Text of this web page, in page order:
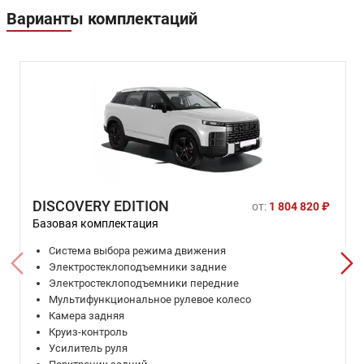
Варианты комплектаций
DISCOVERY EDITION от: 1 804 820 ₽
Базовая комплектация
Система выбора режима движения
Электростеклоподъемники задние
Электростеклоподъемники передние
Мультифункциональное рулевое колесо
Камера задняя
Круиз-контроль
Усилитель руля